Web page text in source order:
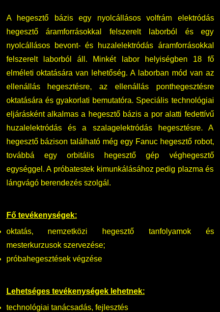
EHÖK
Hallgatókra érvényes szabályzatok
Ösztöndíjak
Kiemelt ösztöndíjak
Nemzetközi Lehetőségek
GY.I.K.
DUE Hallgatói laptop használati segédlet
HASIT
Neptun
Moodle
K+F+I
Átjelentkezőknek
Online Studium
Képzési Életpályamodell
Telefonkönyv
Minőségirányítás
Intézményi és Tanulmányi Tájékoztató
Együttműködő partnereink
A hegesztő bázis egy nyolcállásos volfrám elektródás
hegesztő áramforrásokkal felszerelt laborból és egy
nyolcállásos bevont- és huzalelektródás áramforrásokkal
felszerelt laborból áll. Minkét labor helyiségben 18 fő
elméleti oktatására van lehetőség. A laborban mód van az
ellenállás hegesztésre, az ellenállás ponthegesztésre
oktatására és gyakorlati bemutatóra. Speciális technológiai
eljárásként alkalmas a hegesztő bázis a por alatti fedettívű
huzalelektródás és a szalagelektródás hegesztésre. A
hegesztő bázison található még egy Fanuc hegesztő robot,
továbbá egy orbitális hegesztő gép véghegesztő
egységgel. A próbatestek kimunkálásához pedig plazma és
lángvágó berendezés szolgál.
Fő tevékenységek:
oktatás, nemzetközi hegesztő tanfolyamok és
mesterkurzusok szervezése;
próbahegesztések végzése
Lehetséges tevékenységek lehetnek:
technológiai tanácsadás, fejlesztés